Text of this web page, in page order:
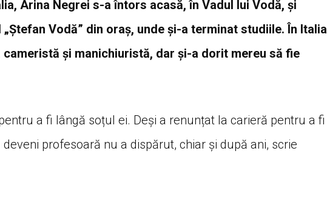
Arina Negrei s-a întors acasă, în Vadul lui Vodă, și
Vodă” din oraș, unde și-a terminat studiile. În Italia
și manichiuristă, dar și-a dorit mereu să fie
a fi lângă soțul ei. Deși a renunțat la carieră pentru a fi
profesoară nu a dispărut, chiar și după ani, scrie